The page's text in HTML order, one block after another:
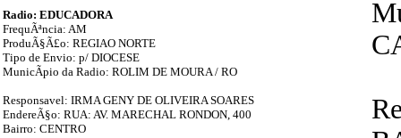
Radio: EDUCADORA
FrequÃªncia: AM
ProduÃ§Ã£o: REGIAO NORTE
Tipo de Envio: p/ DIOCESE
MunicÃ­pio da Radio: ROLIM DE MOURA / RO
Responsavel: IRMA GENY DE OLIVEIRA SOARES
EndereÃ§o: RUA: AV. MARECHAL RONDON, 400
Bairro: CENTRO